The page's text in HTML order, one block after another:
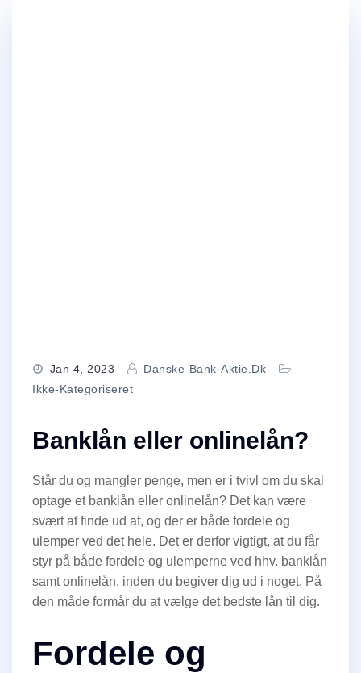
Jan 4, 2023
Danske-Bank-Aktie.dk
Ikke-Kategoriseret
Banklån eller onlinelån?
Står du og mangler penge, men er i tvivl om du skal
optage et banklån eller onlinelån? Det kan være
svært at finde ud af, og der er både fordele og
ulemper ved det hele. Det er derfor vigtigt, at du får
styr på både fordele og ulemperne ved hhv. banklån
samt onlinelån, inden du begiver dig ud i noget. På
den måde formår du at vælge det bedste lån til dig.
Fordele og